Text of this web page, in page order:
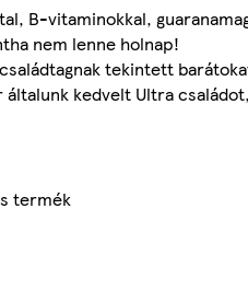
B-vitaminokkal,
nem lenne holnap!
tekintett
kedvelt Ultra
termék